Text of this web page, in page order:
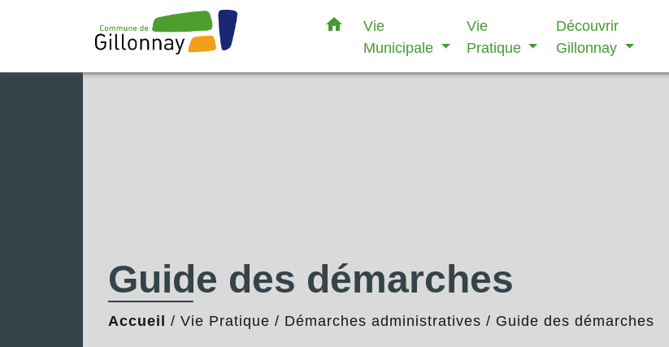
home
Vie
Municipale
Vie
Pratique
Découvrir
Gillonnay
Guide des démarches
Accueil / Vie Pratique / Démarches administratives / Guide des démarches